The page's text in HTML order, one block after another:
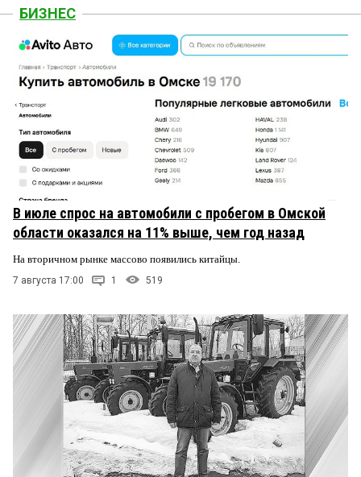
БИЗНЕС
В июле спрос на автомобили с пробегом в Омской
области оказался на 11% выше, чем год назад
На вторичном рынке массово появились китайцы.
7 августа 17:00 1 519